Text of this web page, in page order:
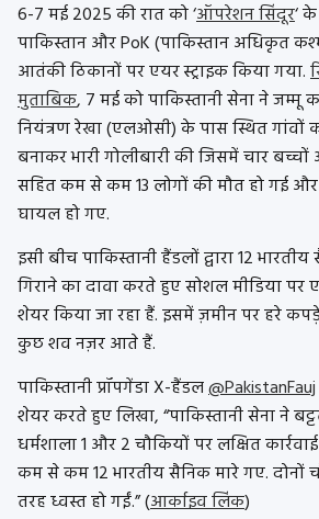
6-7 मई 2025 की रात को ‘ऑपरेशन सिंदूर‘
पाकिस्तान और PoK (पाकिस्तान अधिकृत
आतंकी ठिकानों पर एयर स्ट्राइक किया गया.
मुताबिक, 7 मई को पाकिस्तानी सेना ने जम्मू
नियंत्रण रेखा (एलओसी) के पास स्थित गांवों
बनाकर भारी गोलीबारी की जिसमें चार
सहित कम से कम 13 लोगों की मौत हो गई
घायल हो गए.
इसी बीच पाकिस्तानी हैंडलों द्वारा 12
गिराने का दावा करते हुए सोशल मीडिया पर
शेयर किया जा रहा हैं. इसमें ज़मीन पर हरे
कुछ शव नज़र आते हैं.
पाकिस्तानी प्रॉपगेंडा X-हैंडल@PakistanFauj
शेयर करते हुए लिखा, “पाकिस्तानी सेना ने
धर्मशाला 1 और 2 चौकियों पर लक्षित
कम से कम 12 भारतीय सैनिक मारे गए. दोनों
तरह ध्वस्त हो गईं.” (आर्काइव लिंक)